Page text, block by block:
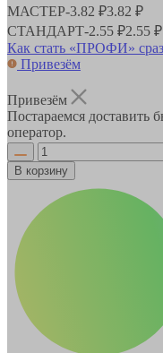
МАСТЕР-3.82 ₽3.82 ₽
СТАНДАРТ-2.55 ₽2.55 ₽
Как стать «ПРОФИ»
Привезём
Привезём
Постараемся доставить
оператор.
В корзину